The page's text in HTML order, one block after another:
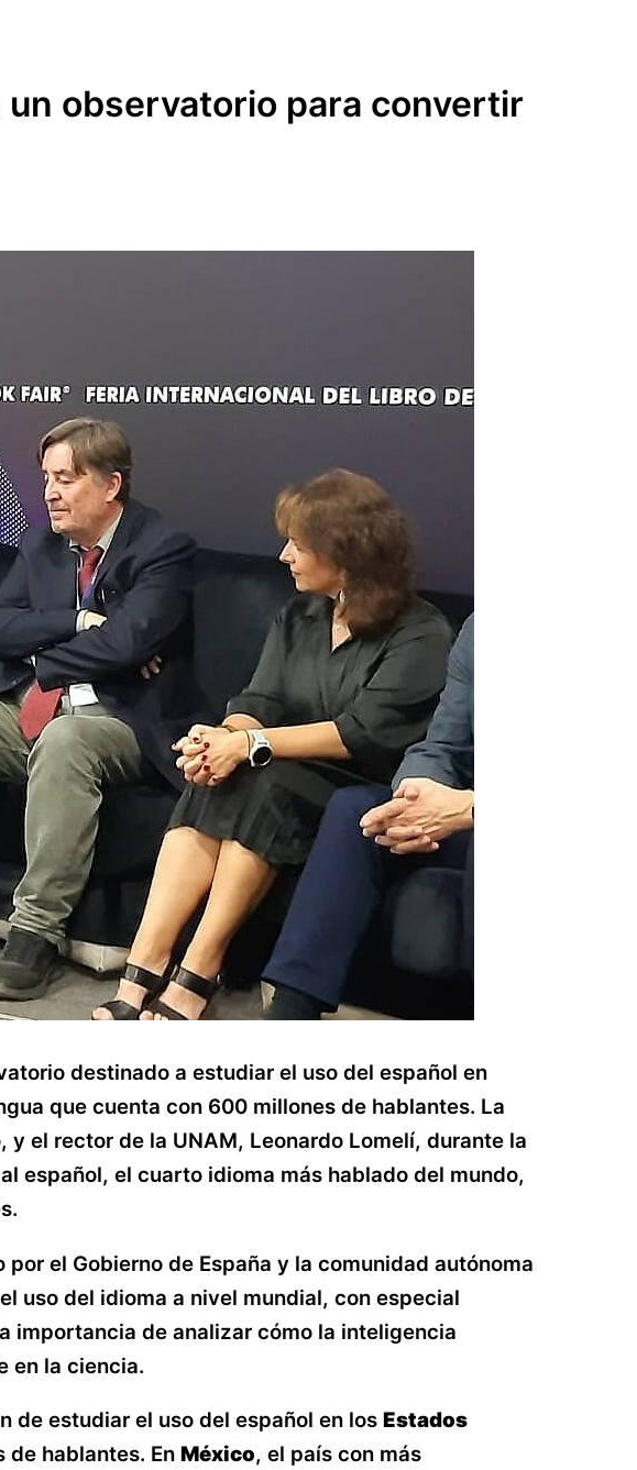
observatorio para convertir
destinado a estudiar el uso del español en
que cuenta con 600 millones de hablantes. La
el rector de la UNAM, Leonardo Lomelí, durante la
español, el cuarto idioma más hablado del mundo,
por el Gobierno de España y la comunidad autónoma
uso del idioma a nivel mundial, con especial
importancia de analizar cómo la inteligencia
en la ciencia.
de estudiar el uso del español en los Estados
de hablantes. En México, el país con más